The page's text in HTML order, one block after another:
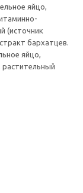
яйцо,
(источник
бархатцев.
яйцо,